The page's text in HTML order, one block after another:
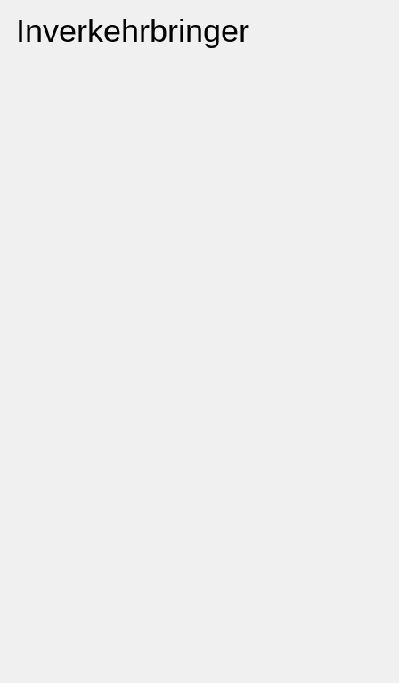
Inverkehrbringer